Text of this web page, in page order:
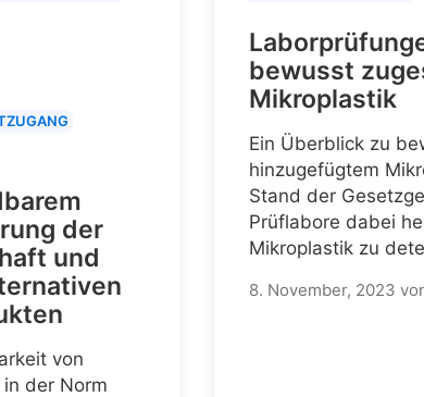
der
und
von
der Norm
bewusst
Mikroplastik
Ein Überblick zu
hinzugefügtem
Stand der
Prüflabore dabei
Mikroplastik zu
8. November, 2023